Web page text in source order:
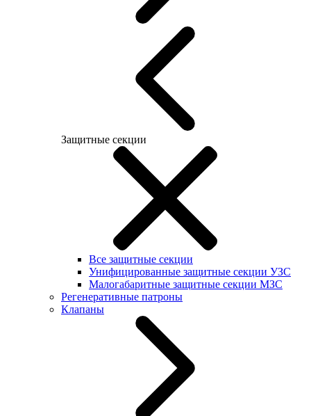
Защитные секции
Все защитные секции
Унифицированные защитные секции УЗС
Малогабаритные защитные секции МЗС
Регенеративные патроны
Клапаны